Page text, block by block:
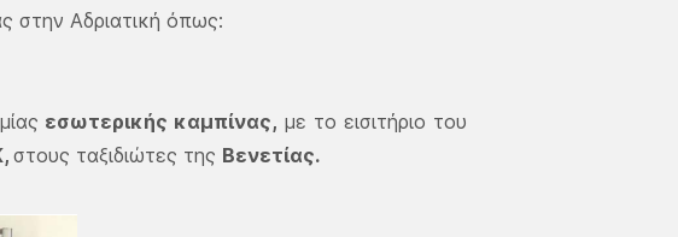
στην Αδριατική όπως:
εσωτερικής καμπίνας, με το εισιτήριο του
στους ταξιδιώτες της Βενετίας.